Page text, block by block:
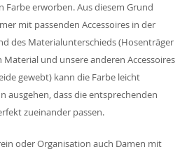
erworben. Aus diesem Grund
mit passenden Accessoires in der
des Materialunterschieds (Hosenträger
und unsere anderen Accessoires
gewebt) kann die Farbe leicht
ausgehen, dass die entsprechenden
zueinander passen.
oder Organisation auch Damen mit